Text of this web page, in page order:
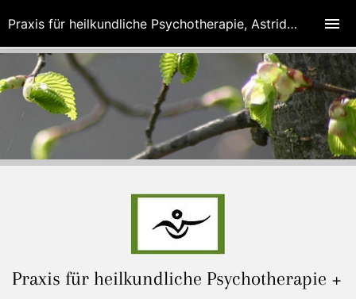
Praxis für heilkundliche Psychotherapie +
Praxis für heilkundliche Psychotherapie, Astrid Wolf